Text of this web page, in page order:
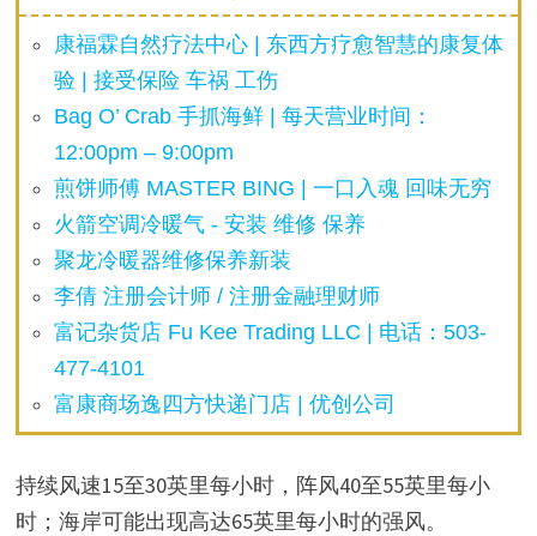
康福霖自然疗法中心 | 东西方疗愈智慧的康复体
验 | 接受保险 车祸 工伤
Bag O’ Crab 手抓海鲜 | 每天营业时间：
12:00pm – 9:00pm
煎饼师傅 MASTER BING | 一口入魂 回味无穷
火箭空调冷暖气 - 安装 维修 保养
聚龙冷暖器维修保养新装
李倩 注册会计师 / 注册金融理财师
富记杂货店 Fu Kee Trading LLC | 电话：503-
477-4101
富康商场逸四方快递门店 | 优创公司
持续风速15至30英里每小时，阵风40至55英里每小
时；海岸可能出现高达65英里每小时的强风。